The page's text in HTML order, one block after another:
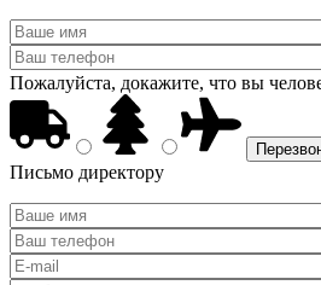
Пожалуйста, докажите, что вы
Письмо директору